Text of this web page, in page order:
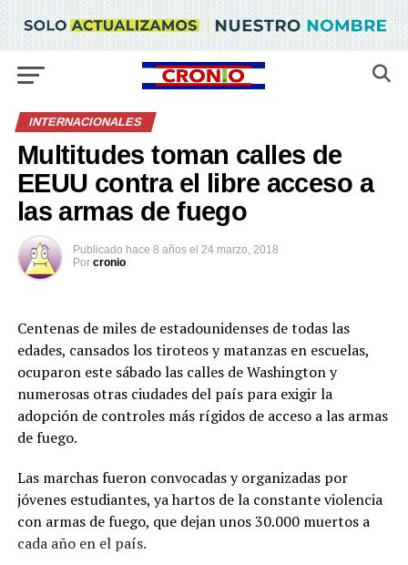
INTERNACIONALES
Multitudes toman calles de
EEUU contra el libre acceso a
las armas de fuego
Publicado hace 8 años el 24 marzo, 2018
Por cronio
Centenas de miles de estadounidenses de todas las
edades, cansados los tiroteos y matanzas en escuelas,
ocuparon este sábado las calles de Washington y
numerosas otras ciudades del país para exigir la
adopción de controles más rígidos de acceso a las armas
de fuego.
Las marchas fueron convocadas y organizadas por
jóvenes estudiantes, ya hartos de la constante violencia
con armas de fuego, que dejan unos 30.000 muertos a
cada año en el país.